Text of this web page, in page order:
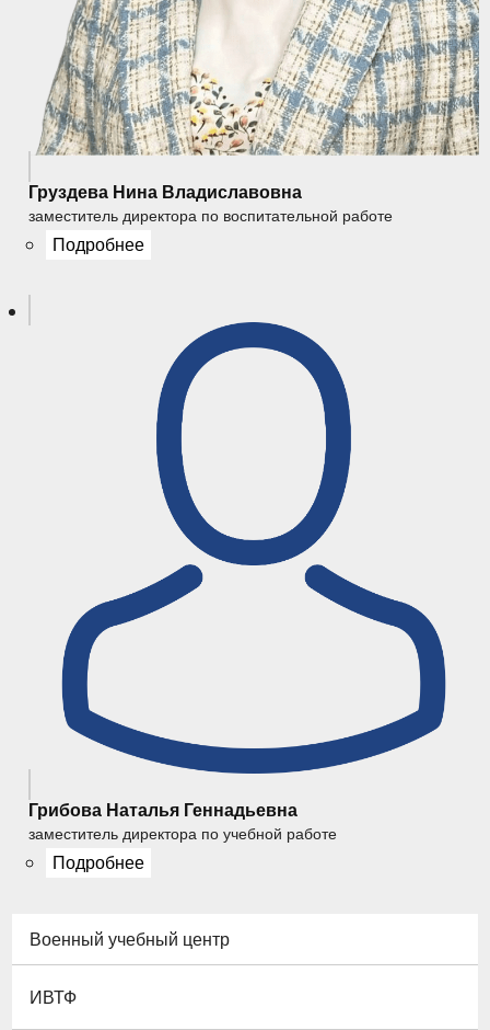
Груздева Нина Владиславовна
заместитель директора по воспитательной работе
Подробнее
Грибова Наталья Геннадьевна
заместитель директора по учебной работе
Подробнее
Военный учебный центр
ИВТФ